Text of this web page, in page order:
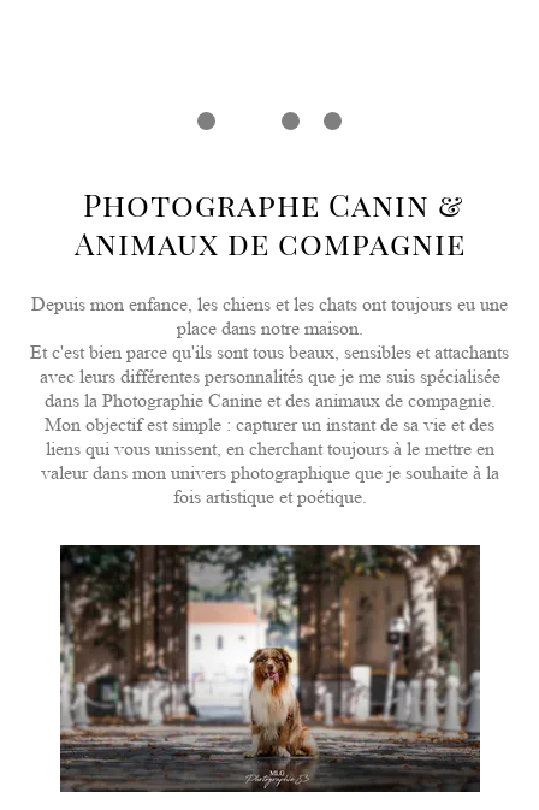
Photographe Canin &
Animaux de compagnie
Depuis mon enfance, les chiens et les chats ont toujours eu une
place dans notre maison.
Et c'est bien parce qu'ils sont tous beaux, sensibles et attachants
avec leurs différentes personnalités que je me suis spécialisée
dans la Photographie Canine et des animaux de compagnie.
Mon objectif est simple : capturer un instant de sa vie et des
liens qui vous unissent, en cherchant toujours à le mettre en
valeur dans mon univers photographique que je souhaite à la
fois artistique et poétique.